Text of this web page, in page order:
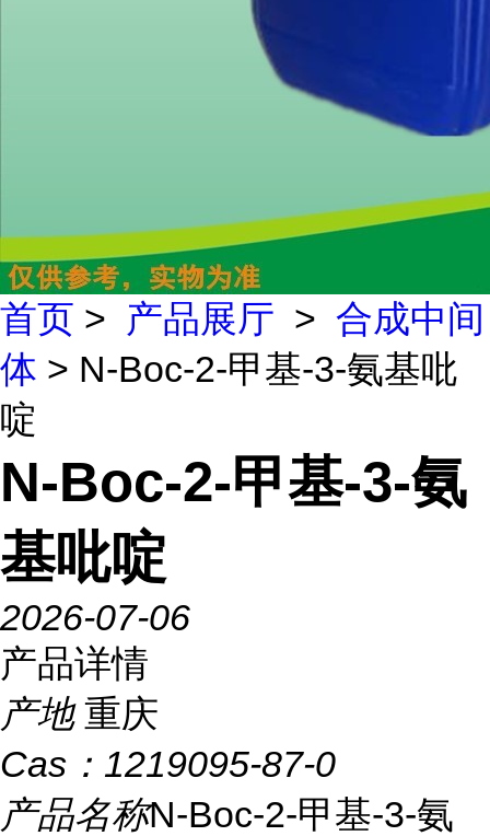
首页 > 产品展厅 > 合成中间
体 > N-Boc-2-甲基-3-氨基吡
啶
N-Boc-2-甲基-3-氨
基吡啶
2026-07-06
产品详情
产地 重庆
Cas： 1219095-87-0
产品名称N-Boc-2-甲基-3-氨